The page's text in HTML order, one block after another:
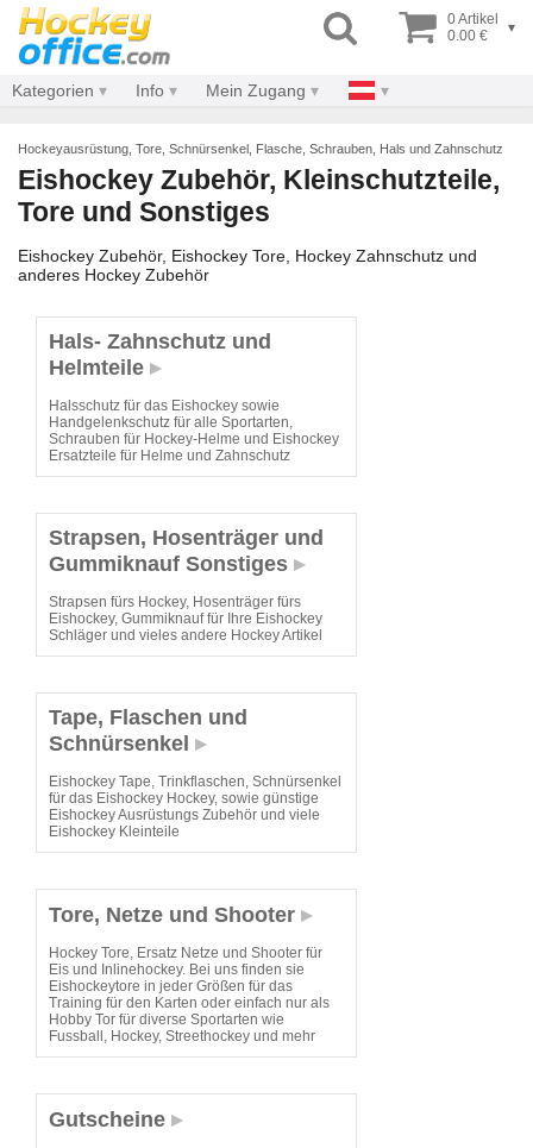
0 Artikel
0.00 €
▾
Kategorien Info Mein Zugang
Hockeyausrüstung, Tore, Schnürsenkel, Flasche, Schrauben, Hals und Zahnschutz
Eishockey Zubehör, Kleinschutzteile,
Tore und Sonstiges
Eishockey Zubehör, Eishockey Tore, Hockey Zahnschutz und
anderes Hockey Zubehör
Hals- Zahnschutz und
Helmteile
Halsschutz für das Eishockey sowie
Handgelenkschutz für alle Sportarten,
Schrauben für Hockey-Helme und Eishockey
Ersatzteile für Helme und Zahnschutz
Strapsen, Hosenträger und
Gummiknauf Sonstiges
Strapsen fürs Hockey, Hosenträger fürs
Eishockey, Gummiknauf für Ihre Eishockey
Schläger und vieles andere Hockey Artikel
Tape, Flaschen und
Schnürsenkel
Eishockey Tape, Trinkflaschen, Schnürsenkel
für das Eishockey Hockey, sowie günstige
Eishockey Ausrüstungs Zubehör und viele
Eishockey Kleinteile
Tore, Netze und Shooter
Hockey Tore, Ersatz Netze und Shooter für
Eis und Inlinehockey. Bei uns finden sie
Eishockeytore in jeder Größen für das
Training für den Karten oder einfach nur als
Hobby Tor für diverse Sportarten wie
Fussball, Hockey, Streethockey und mehr
Gutscheine